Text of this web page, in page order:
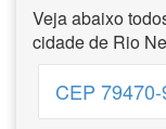
Veja abaixo
cidade de Rio
CEP